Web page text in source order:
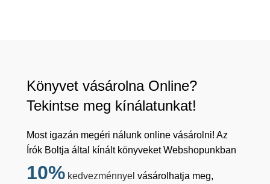
Könyvet vásárolna Online?
Tekintse meg kínálatunkat!
Most igazán megéri nálunk online vásárolni! Az
Írók Boltja által kínált könyveket Webshopunkban
10% kedvezménnyel vásárolhatja meg,